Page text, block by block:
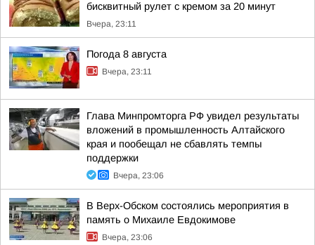
бисквитный рулет с кремом за 20 минут
Вчера, 23:11
Погода 8 августа
Вчера, 23:11
Глава Минпромторга РФ увидел результаты
вложений в промышленность Алтайского
края и пообещал не сбавлять темпы
поддержки
Вчера, 23:06
В Верх-Обском состоялись мероприятия в
память о Михаиле Евдокимове
Вчера, 23:06